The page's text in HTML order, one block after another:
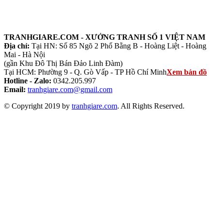
TRANHGIARE.COM - XƯỞNG TRANH SỐ 1 VIỆT NAM
Địa chỉ: Tại HN: Số 85 Ngõ 2 Phố Bằng B - Hoàng Liệt - Hoàng
Mai - Hà Nội
(gần Khu Đô Thị Bán Đảo Linh Đàm)
Tại HCM: Phường 9 - Q. Gò Vấp - TP Hồ Chí MinhXem bản đồ
Hotline - Zalo: 0342.205.997
Email: tranhgiare.com@gmail.com
© Copyright 2019 by tranhgiare.com. All Rights Reserved.